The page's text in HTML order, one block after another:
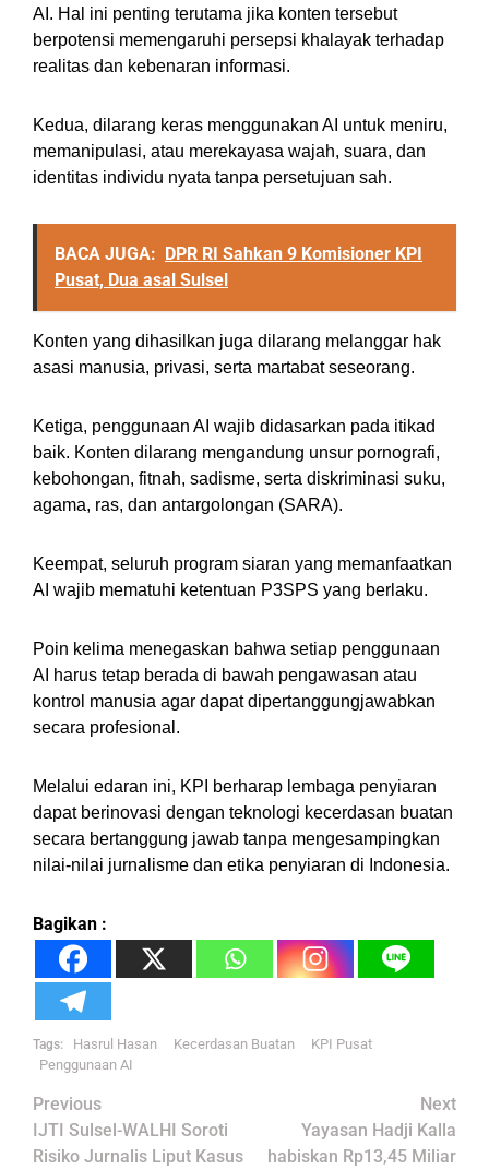
AI. Hal ini penting terutama jika konten tersebut
berpotensi memengaruhi persepsi khalayak terhadap
realitas dan kebenaran informasi.
Kedua, dilarang keras menggunakan AI untuk meniru,
memanipulasi, atau merekayasa wajah, suara, dan
identitas individu nyata tanpa persetujuan sah.
BACA JUGA: DPR RI Sahkan 9 Komisioner KPI
Pusat, Dua asal Sulsel
Konten yang dihasilkan juga dilarang melanggar hak
asasi manusia, privasi, serta martabat seseorang.
Ketiga, penggunaan AI wajib didasarkan pada itikad
baik. Konten dilarang mengandung unsur pornografi,
kebohongan, fitnah, sadisme, serta diskriminasi suku,
agama, ras, dan antargolongan (SARA).
Keempat, seluruh program siaran yang memanfaatkan
AI wajib mematuhi ketentuan P3SPS yang berlaku.
Poin kelima menegaskan bahwa setiap penggunaan
AI harus tetap berada di bawah pengawasan atau
kontrol manusia agar dapat dipertanggungjawabkan
secara profesional.
Melalui edaran ini, KPI berharap lembaga penyiaran
dapat berinovasi dengan teknologi kecerdasan buatan
secara bertanggung jawab tanpa mengesampingkan
nilai-nilai jurnalisme dan etika penyiaran di Indonesia.
Bagikan :
Tags: Hasrul Hasan Kecerdasan Buatan
KPI Pusat
Penggunaan AI
Post
navigation
Previous
IJTI Sulsel-WALHI Soroti
Risiko Jurnalis Liput Kasus
Next
Yayasan Hadji Kalla
habiskan Rp13,45 Miliar